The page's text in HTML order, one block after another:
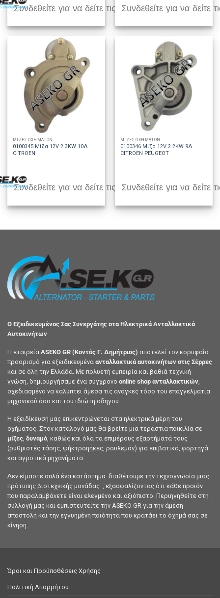
Συνδεθείτε για να δείτε τις τιμέςΣυνδεθείτε για να δείτε
ΜΙΖΕΣ ΟΧΗΜΑΤΩΝ
0100345 Μίζα 12V 2.3KW 10Δ
CITROEN
Συνδεθείτε για να δείτε τις τιμές
ΜΙΖΕΣ ΟΧΗΜΑΤΩΝ
0100346 Μίζα 12V 2.2KW 9Δ
CITROEN PEUGEOT
Συνδεθείτε για να δείτε
Ο Εξειδικευμένος Σας Συνεργάτης στα Ηλεκτρικά Ανταλλακτικά
Αυτοκινήτων
Η εταιρεία ASEKO GR (Κοντός Γ. Δημήτριος) αποτελεί τον κορυφαίο
προορισμό για εξειδικευμένα ανταλλακτικά αυτοκινήτων στις Σέρρες
και σε όλη την Ελλάδα. Με πολυετή εμπειρία και βαθιά τεχνική
γνώση, δημιουργήσαμε ένα σύγχρονο online shop ανταλλακτικών
σχεδιασμένο να καλύπτει άμεσα τις ανάγκες τόσο του επαγγελματία
μηχανικού όσο και του ιδιώτη οδηγού.
Η εξειδίκευσή μας επικεντρώνεται στα ηλεκτρικά μέρη του
οχήματος. Στον κατάλογό μας θα βρείτε μια τεράστια ποικιλία σε
μίζες, δυναμό, καθώς και όλα τα επιμέρους εξαρτήματά τους
(ρυθμιστές τάσης, ψήκτροηήκες, ρουλεμάν) για επιβατικά, φορτηγά
και αγροτικά μηχανήματα.
Δεν είμαστε απλά ένα κατάστημα· διαθέτουμε την τεχνογνωσία μιας
πρότυπης βιοτεχνικής μονάδας , εξασφαλίζοντας ότι κάθε προϊόν
που παραλαμβάνετε είναι ελεγμένο και αξιόπιστο. Περιηγηθείτε στη
συλλογή μας και εμπιστευτείτε την ASEKO GR για την άμεση
αποστολή και την εγγυημένη ποιότητα που κρατάει το όχημά σας σε
κίνηση.
Όροι και Προϋποθέσεις Χρήσης
Πολιτική Απορρήτου